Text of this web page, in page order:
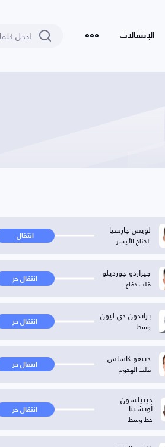
الإنتقالات
لويس جارسيا
الجناح الأيسر انتقال
جيراردو جورديلو
قلب دفاع انتقال حر
براندون دي ليون
وسط انتقال حر
دييغو كاساس
قلب الهجوم انتقال حر
دينيلسون
أوتشيتا
خط وسط
انتقال حر